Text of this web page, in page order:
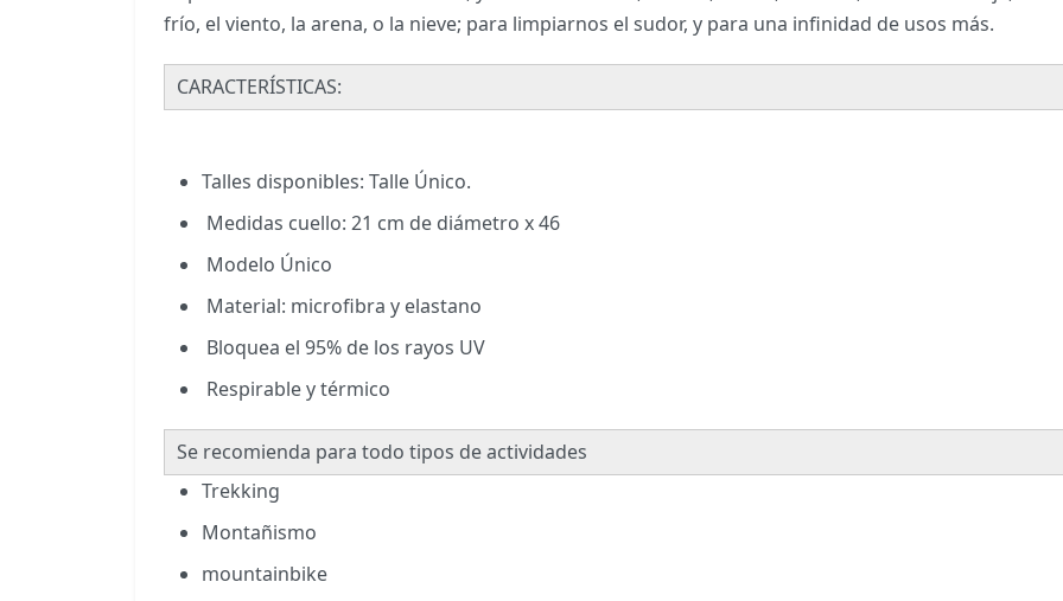
frío, el viento, la arena, o la nieve; para limpiarnos el sudor, y para una infinidad de usos más.
CARACTERÍSTICAS:
Talles disponibles: Talle Único.
Medidas cuello: 21 cm de diámetro x 46
Modelo Único
Material: microfibra y elastano
Bloquea el 95% de los rayos UV
Respirable y térmico
Se recomienda para todo tipos de actividades
Trekking
Montañismo
mountainbike